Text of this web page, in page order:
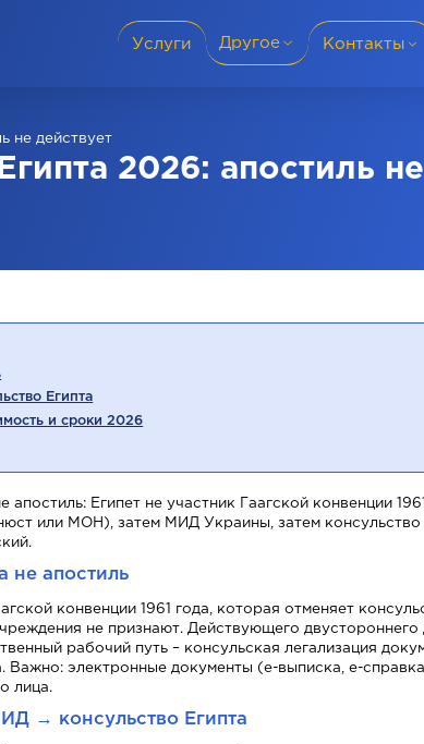
Услуги Другое
Сотрудничество и вакансии
Контакты
не действует
2026: апостиль
Египта
и сроки 2026
Египет не участник Гаагской конвенции
или МОН), затем МИД Украины, затем
не апостиль
конвенции 1961 года, которая отменяет
не признают. Действующего
рабочий путь – консульская легализация
Важно: электронные документы (е-выписка, е-
лица.
→ консульство Египта